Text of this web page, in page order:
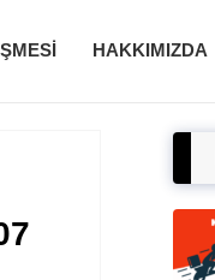
HAKKIMIZDA